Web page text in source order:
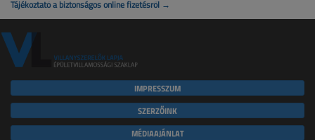
Tájékoztató a biztonságos online fizetésről →
IMPRESSZUM
SZERZŐINK
MÉDIAAJÁNLAT